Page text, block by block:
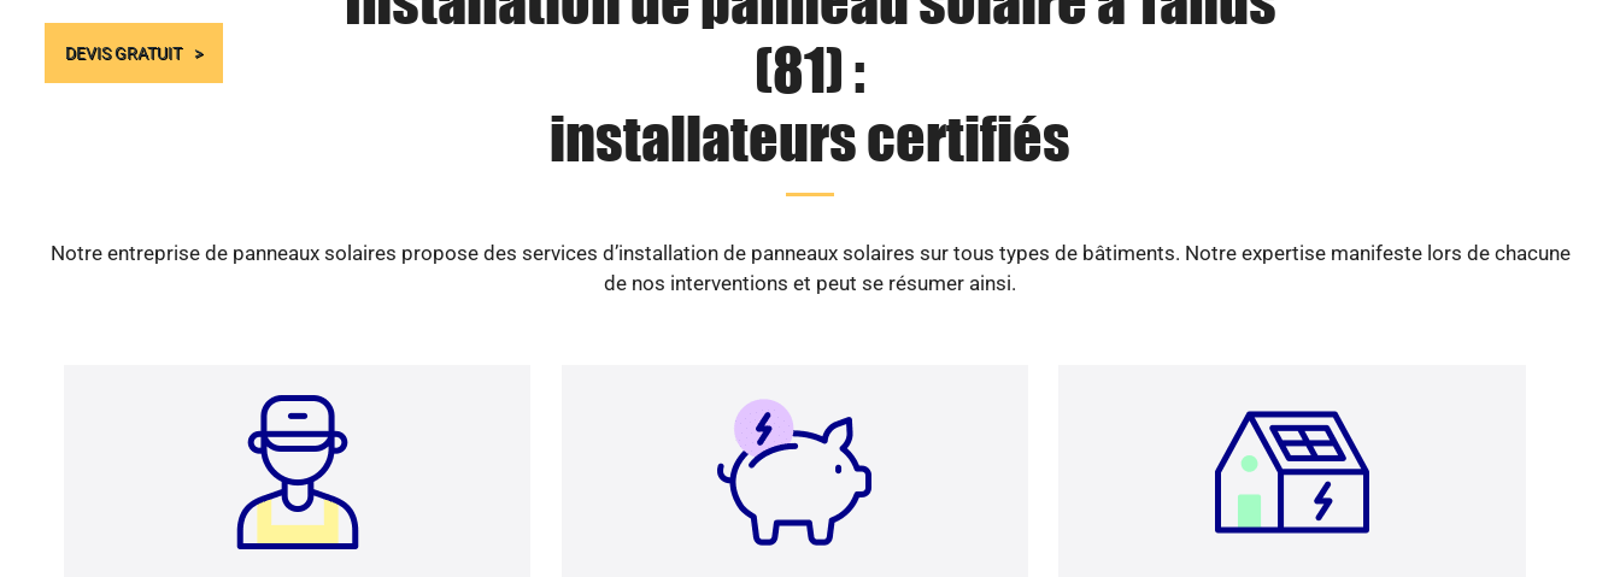
DEVIS GRATUIT
(81) :
installateurs certifiés
Notre entreprise de panneaux solaires propose des services d’installation de panneaux solaires sur tous types de bâtiments. Notre expertise manifeste lors de chacune
de nos interventions et peut se résumer ainsi.